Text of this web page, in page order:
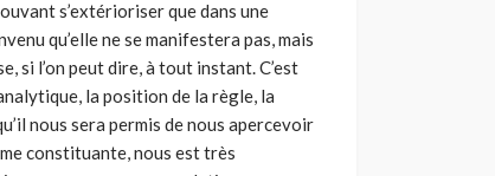
s’extérioriser que dans une
qu’elle ne se manifestera pas, mais
si l’on peut dire, à tout instant. C’est
la position de la règle, la
nous sera permis de nous apercevoir
constituante, nous est très